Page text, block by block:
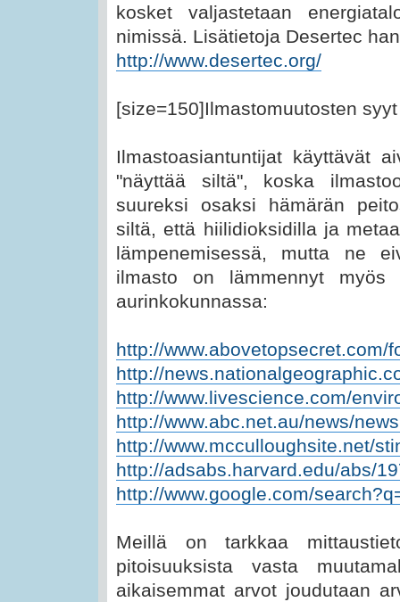
kosket valjastetaan
nimissä. Lisätietoja Desertec
http://www.desertec.org/
[size=150]Ilmastomuutosten
Ilmastoasiantuntijat käyttävät
"näyttää siltä", koska
suureksi osaksi hämärän
siltä, että hiilidioksidilla ja
lämpenemisessä, mutta ne
ilmasto on lämmennyt
aurinkokunnassa:
http://www.abovetopsecret.com/
http://
http://www.livescience.com/
http://www.abc.net.au/news/
http://www.mcculloughsite.net/
http://adsabs.harvard.edu/abs/
http://www.google.com/
Meillä on tarkkaa
pitoisuuksista vasta
aikaisemmat arvot joudutaan